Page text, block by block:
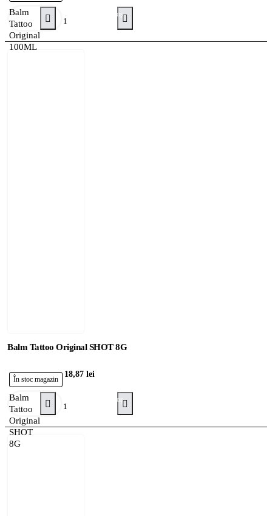
Balm
Tattoo
Original
100ML
Adaugă în Coş
Balm Tattoo Original SHOT 8G
În stoc magazin
18,87 lei
Balm
Tattoo
Original
SHOT
8G
Adaugă în Coş